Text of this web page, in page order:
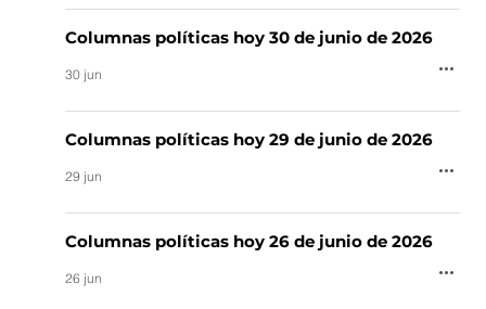
Columnas políticas hoy 30 de junio de 2026
30 jun
Columnas políticas hoy 29 de junio de 2026
29 jun
Columnas políticas hoy 26 de junio de 2026
26 jun